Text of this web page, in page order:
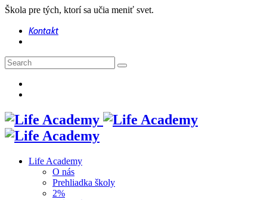
Škola pre tých, ktorí sa učia meniť svet.
Kontakt
Life Academy
O nás
Prehliadka školy
2%